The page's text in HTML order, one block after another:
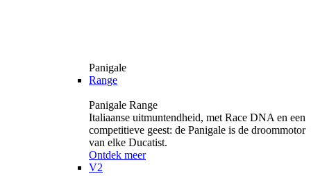
Panigale
Range
Panigale Range
Italiaanse uitmuntendheid, met Race DNA en een
competitieve geest: de Panigale is de droommotor
van elke Ducatist.
Ontdek meer
V2